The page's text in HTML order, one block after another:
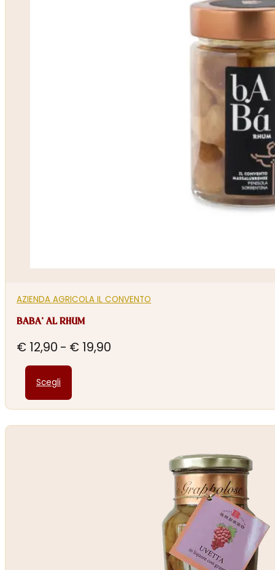
AZIENDA AGRICOLA IL CONVENTO
BABA’ AL RHUM
€ 12,90 - € 19,90
Scegli
prodotto
ha
più